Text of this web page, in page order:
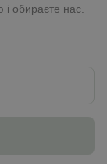
обираєте нас.